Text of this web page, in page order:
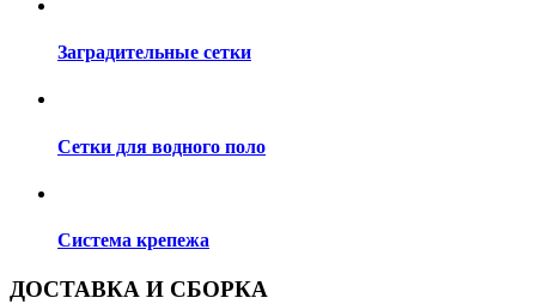
Заградительные сетки
Сетки для водного поло
Система крепежа
ДОСТАВКА И СБОРКА